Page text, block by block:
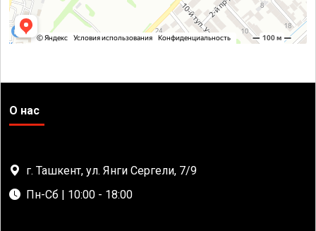
О нас
г. Ташкент, ул. Янги Сергели, 7/9
Пн-Сб | 10:00 - 18:00